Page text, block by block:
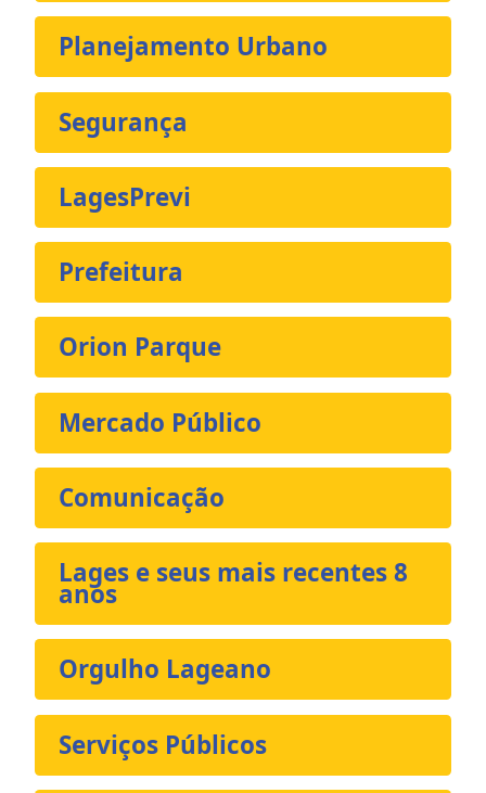
Planejamento Urbano
Segurança
LagesPrevi
Prefeitura
Orion Parque
Mercado Público
Comunicação
Lages e seus mais recentes 8
anos
Orgulho Lageano
Serviços Públicos